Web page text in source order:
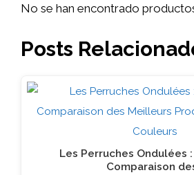
No se han encontrado
Posts
Les Perruches Ondulées
Comparaison